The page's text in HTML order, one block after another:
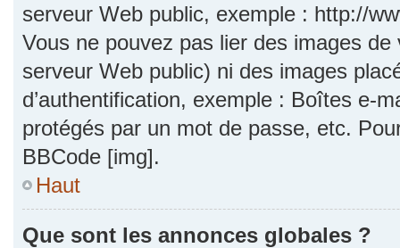
serveur Web public, exemple : http://
Vous ne pouvez pas lier des images
serveur Web public) ni des images
d’authentification, exemple : Boîtes e-
protégés par un mot de passe, etc.
BBCode [img].
Haut
Que sont les annonces globales ?